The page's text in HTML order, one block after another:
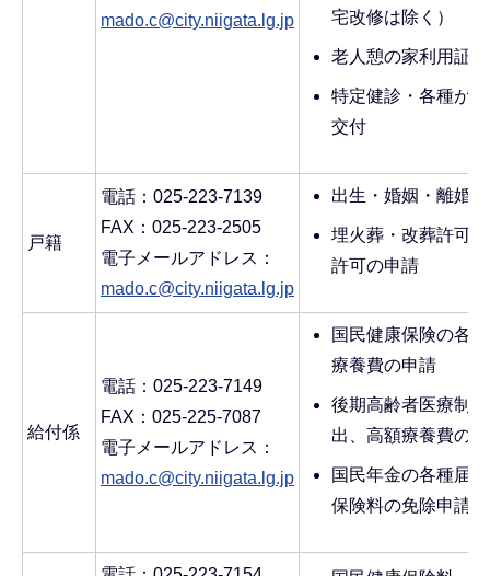
mado.c@city.niigata.lg.jp
宅改修は除く）
老人憩の家利用証
特定健診・各種が
交付
戸籍
電話：025-223-7139
FAX：025-223-2505
電子メールアドレス：
mado.c@city.niigata.lg.jp
出生・婚姻・離婚
埋火葬・改葬許可
許可の申請
給付係
電話：025-223-7149
FAX：025-225-7087
電子メールアドレス：
mado.c@city.niigata.lg.jp
国民健康保険の各
療養費の申請
後期高齢者医療制
出、高額療養費の
国民年金の各種届
保険料の免除申請